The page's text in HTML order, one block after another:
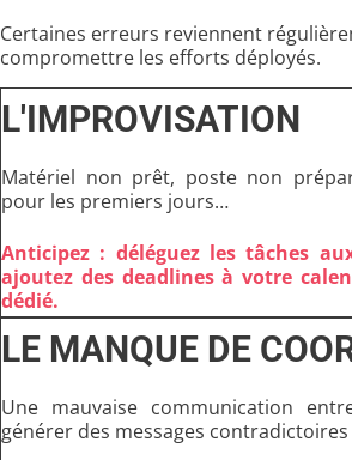
Certaines erreurs reviennent
compromettre les efforts déployés.
L'IMPROVISATION
Matériel non prêt, poste non
pour les premiers jours…
Anticipez : déléguez les tâches
ajoutez des deadlines à votre
dédié.
LE MANQUE DE
Une mauvaise communication
générer des messages